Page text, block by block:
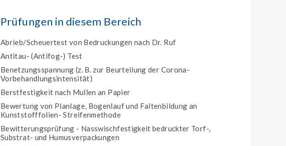
Prüfungen in diesem Bereich
Abrieb/Scheuertest von Bedruckungen nach Dr. Ruf
Antitau- (Antifog-) Test
Benetzungsspannung (z. B. zur Beurteilung der Corona-
Vorbehandlungsintensität)
Berstfestigkeit nach Mullen an Papier
Bewertung von Planlage, Bogenlauf und Faltenbildung an
Kunststofffolien- Streifenmethode
Bewitterungsprüfung - Nasswischfestigkeit bedruckter Torf-,
Substrat- und Humusverpackungen